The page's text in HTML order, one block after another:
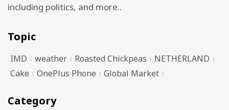
including politics, and more..
Topic
IMD weather Roasted Chickpeas
NETHERLAND
Cake
OnePlus Phone Global Market
Category